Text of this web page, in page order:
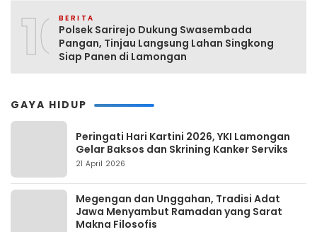
10BERITA
Polsek Sarirejo Dukung Swasembada
Pangan, Tinjau Langsung Lahan Singkong
Siap Panen di Lamongan
GAYA HIDUP
Peringati Hari Kartini 2026, YKI Lamongan
Gelar Baksos dan Skrining Kanker Serviks
21 April 2026
Megengan dan Unggahan, Tradisi Adat
Jawa Menyambut Ramadan yang Sarat
Makna Filosofis